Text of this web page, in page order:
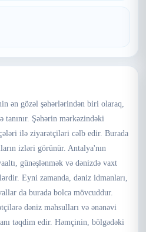
ən gözəl şəhərlərindən biri olaraq,
Şəhərin mərkəzindəki
ilə ziyarətçiləri cəlb edir. Burada
izləri görünür. Antalya'nın
günəşlənmək və dənizdə vaxt
Eyni zamanda, dəniz idmanları,
da burada bolca mövcuddur.
dəniz məhsulları və ənənəvi
təqdim edir. Həmçinin, bölgədəki